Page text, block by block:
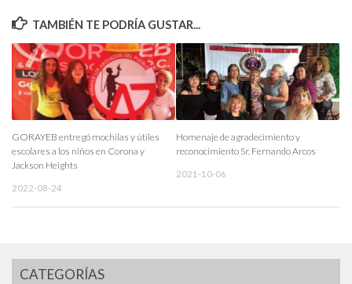
TAMBIÉN TE PODRÍA GUSTAR...
GORAYEB entregó mochilas y útiles
escolares a los niños en Corona y
Jackson Heights
2022-08-24
Homenaje de agradecimiento y
reconocimiento Sr. Fernando Arcos
2021-10-06
CATEGORÍAS